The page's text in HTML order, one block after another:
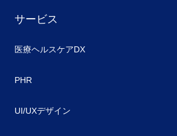
サービス
医療ヘルスケアDX
PHR
UI/UXデザイン